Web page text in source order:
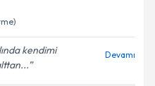
kendimi
Devamı